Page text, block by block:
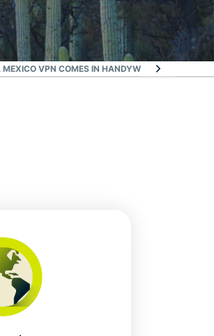
MEXICO VPN COMES IN HANDYWHY EXPRESSVPN